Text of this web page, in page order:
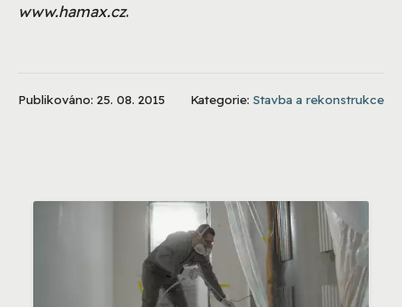
www.hamax.cz.
Publikováno: 25. 08. 2015 Kategorie: Stavba a rekonstrukce